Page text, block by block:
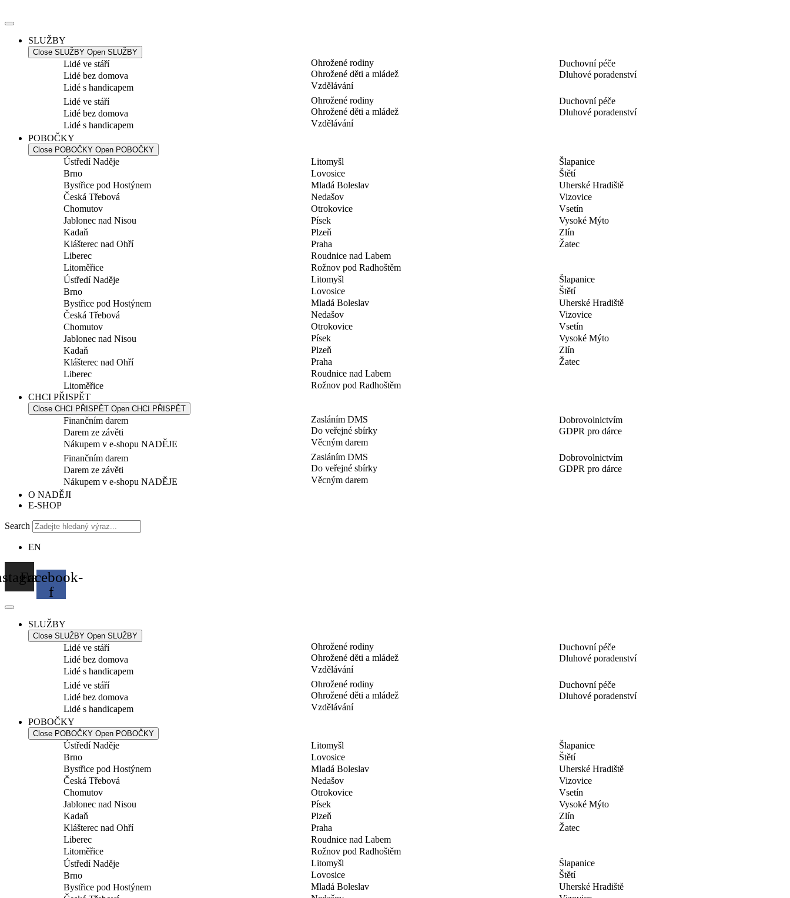
k
SLUŽBY
Close SLUŽBY Open SLUŽBY
Lidé ve stáří
Lidé bez domova
Lidé s handicapem
Ohrožené rodiny
Ohrožené děti a mládež
Vzdělávání
Duchovní péče
Dluhové poradenství
Lidé ve stáří
Lidé bez domova
Lidé s handicapem
Ohrožené rodiny
Ohrožené děti a mládež
Vzdělávání
Duchovní péče
Dluhové poradenství
POBOČKY
Close POBOČKY Open POBOČKY
Ústředí Naděje
Brno
Bystřice pod Hostýnem
Česká Třebová
Chomutov
Jablonec nad Nisou
Kadaň
Klášterec nad Ohří
Liberec
Litoměřice
Litomyšl
Lovosice
Mladá Boleslav
Nedašov
Otrokovice
Písek
Plzeň
Praha
Roudnice nad Labem
Rožnov pod Radhoštěm
Šlapanice
Štětí
Uherské Hradiště
Vizovice
Vsetín
Vysoké Mýto
Zlín
Žatec
Ústředí Naděje
Brno
Bystřice pod Hostýnem
Česká Třebová
Chomutov
Jablonec nad Nisou
Kadaň
Klášterec nad Ohří
Liberec
Litoměřice
Litomyšl
Lovosice
Mladá Boleslav
Nedašov
Otrokovice
Písek
Plzeň
Praha
Roudnice nad Labem
Rožnov pod Radhoštěm
Šlapanice
Štětí
Uherské Hradiště
Vizovice
Vsetín
Vysoké Mýto
Zlín
Žatec
CHCI PŘISPĚT
Close CHCI PŘISPĚT Open CHCI PŘISPĚT
Finančním darem
Darem ze závěti
Nákupem v e-shopu NADĚJE
Zasláním DMS
Do veřejné sbírky
Věcným darem
Dobrovolnictvím
GDPR pro dárce
Finančním darem
Darem ze závěti
Nákupem v e-shopu NADĚJE
Zasláním DMS
Do veřejné sbírky
Věcným darem
Dobrovolnictvím
GDPR pro dárce
O NADĚJI
E-SHOP
Search
EN
Facebook-
f
SLUŽBY
Close SLUŽBY Open SLUŽBY
Lidé ve stáří
Lidé bez domova
Lidé s handicapem
Ohrožené rodiny
Ohrožené děti a mládež
Vzdělávání
Duchovní péče
Dluhové poradenství
Lidé ve stáří
Lidé bez domova
Lidé s handicapem
Ohrožené rodiny
Ohrožené děti a mládež
Vzdělávání
Duchovní péče
Dluhové poradenství
POBOČKY
Close POBOČKY Open POBOČKY
Ústředí Naděje
Brno
Bystřice pod Hostýnem
Česká Třebová
Chomutov
Jablonec nad Nisou
Kadaň
Klášterec nad Ohří
Liberec
Litoměřice
Litomyšl
Lovosice
Mladá Boleslav
Nedašov
Otrokovice
Písek
Plzeň
Praha
Roudnice nad Labem
Rožnov pod Radhoštěm
Šlapanice
Štětí
Uherské Hradiště
Vizovice
Vsetín
Vysoké Mýto
Zlín
Žatec
Ústředí Naděje
Brno
Bystřice pod Hostýnem
Litomyšl
Lovosice
Mladá Boleslav
Šlapanice
Štětí
Uherské Hradiště